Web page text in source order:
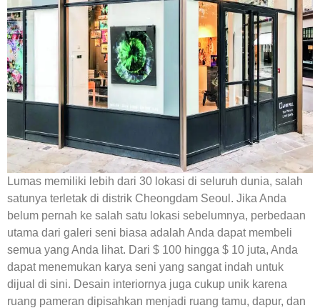
Lumas memiliki lebih dari 30 lokasi di seluruh dunia, salah
satunya terletak di distrik Cheongdam Seoul. Jika Anda
belum pernah ke salah satu lokasi sebelumnya, perbedaan
utama dari galeri seni biasa adalah Anda dapat membeli
semua yang Anda lihat. Dari $ 100 hingga $ 10 juta, Anda
dapat menemukan karya seni yang sangat indah untuk
dijual di sini. Desain interiornya juga cukup unik karena
ruang pameran dipisahkan menjadi ruang tamu, dapur, dan